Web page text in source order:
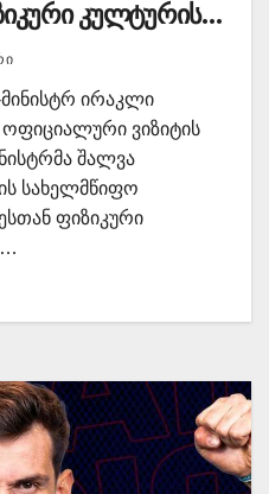
კულტურისა
ირაკლი
ოფიციალური ვიზიტის
შალვა
სახელმწიფო
ფიზიკური